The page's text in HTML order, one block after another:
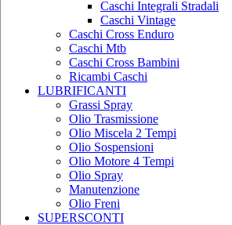
Caschi Integrali Stradali
Caschi Vintage
Caschi Cross Enduro
Caschi Mtb
Caschi Cross Bambini
Ricambi Caschi
LUBRIFICANTI
Grassi Spray
Olio Trasmissione
Olio Miscela 2 Tempi
Olio Sospensioni
Olio Motore 4 Tempi
Olio Spray
Manutenzione
Olio Freni
SUPERSCONTI